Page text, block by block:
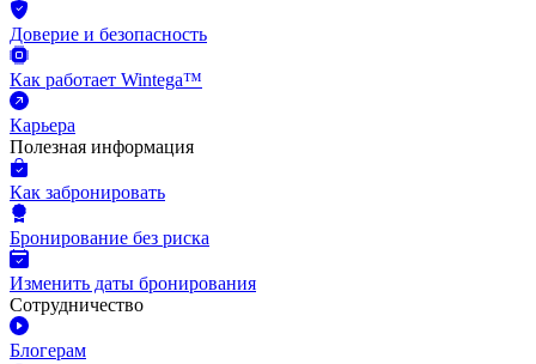
Доверие и безопасность
Как работает Wintega™
Карьера
Полезная информация
Как забронировать
Бронирование без риска
Изменить даты бронирования
Сотрудничество
Блогерам